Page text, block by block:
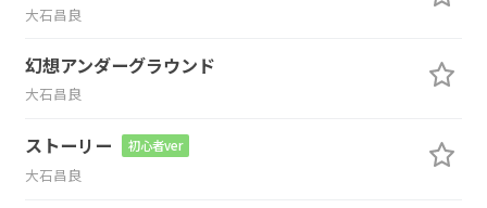
大石昌良
幻想アンダーグラウンド
大石昌良
ストーリー 初心者ver
大石昌良